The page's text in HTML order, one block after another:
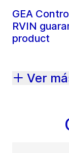
GEA
RVIN
product
Ver